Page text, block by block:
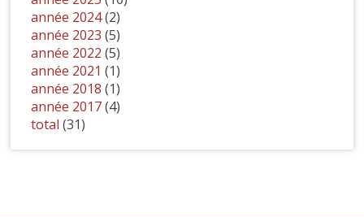
année 2024(2)
année 2023 (5)
année 2022 (5)
année 2021 (1)
année 2018 (1)
année 2017(4)
total(31)